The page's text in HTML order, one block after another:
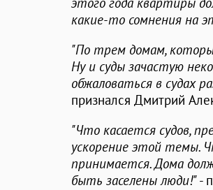
какие-то сомнения на
"По трем домам,
Ну и суды зачастую
обжаловаться в судах
признался Дмитрий
"Что касается судов,
ускорение этой темы.
принимается. Дома
быть заселены люди!"-